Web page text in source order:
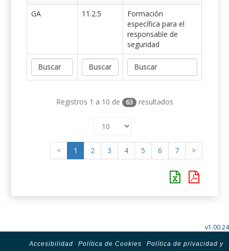
GA
11.2.5
Formación
específica para el
responsable de
seguridad
Registros 1 a 10 de 63 resultados
< 1 2 3 4 5 6 7 >
v1.00.24
Accesibilidad Política de Cookies
Política de privacidad y